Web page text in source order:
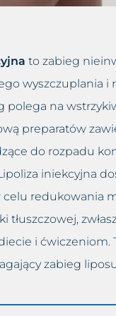
Garbaty nos
powieki i
policzki
drugiego
sylwetki
to zabieg
wyszczuplania i
polega na
preparatów
do rozpadu
iniekcyjna
celu redukowania
tłuszczowej,
i ćwiczeniom.
zabieg